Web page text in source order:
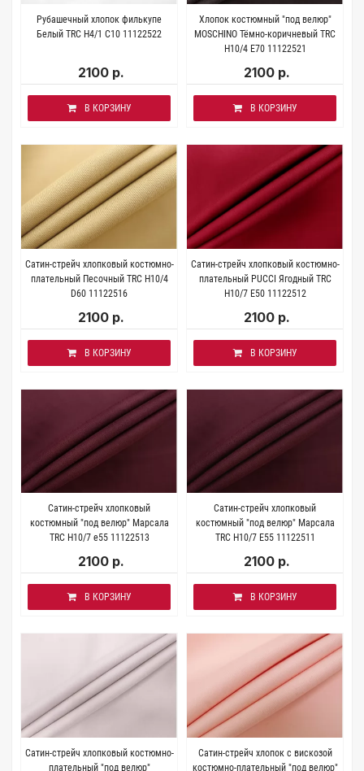
Рубашечный хлопок филькупе
Белый TRC H4/1 C10 11122522
2100 р.
В КОРЗИНУ
Хлопок костюмный "под велюр"
MOSCHINO Тёмно-коричневый TRC
H10/4 E70 11122521
2100 р.
В КОРЗИНУ
Сатин-стрейч хлопковый костюмно-
плательный Песочный TRC H10/4
D60 11122516
2100 р.
В КОРЗИНУ
Сатин-стрейч хлопковый костюмно-
плательный PUCCI Ягодный TRC
H10/7 E50 11122512
2100 р.
В КОРЗИНУ
Сатин-стрейч хлопковый
костюмный "под велюр" Марсала
TRC H10/7 e55 11122513
2100 р.
В КОРЗИНУ
Сатин-стрейч хлопковый
костюмный "под велюр" Марсала
TRC H10/7 E55 11122511
2100 р.
В КОРЗИНУ
Сатин-стрейч хлопковый костюмно-
плательный "под велюр"
Сатин-стрейч хлопок с вискозой
костюмно-плательный "под велюр"